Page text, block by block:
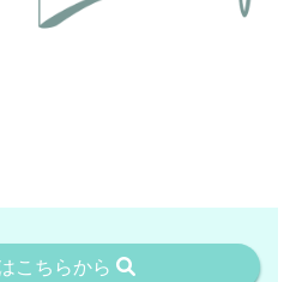
こちらから